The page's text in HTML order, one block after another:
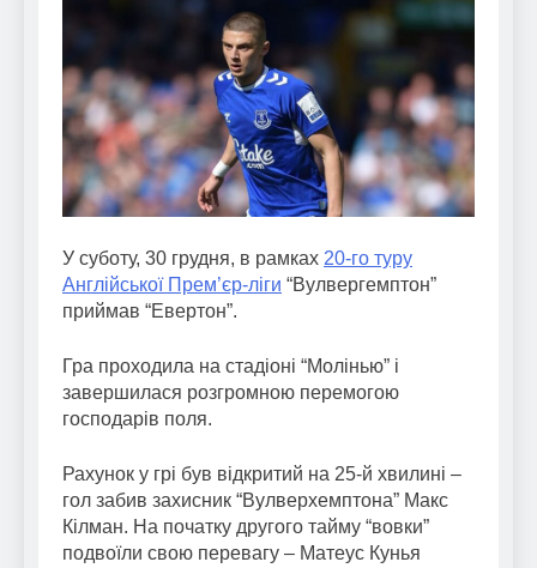
У суботу, 30 грудня, в рамках 20-го туру
Англійської Прем’єр-ліги “Вулвергемптон”
приймав “Евертон”.
Гра проходила на стадіоні “Молінью” і
завершилася розгромною перемогою
господарів поля.
Рахунок у грі був відкритий на 25-й хвилині –
гол забив захисник “Вулверхемптона” Макс
Кілман. На початку другого тайму “вовки”
подвоїли свою перевагу – Матеус Кунья